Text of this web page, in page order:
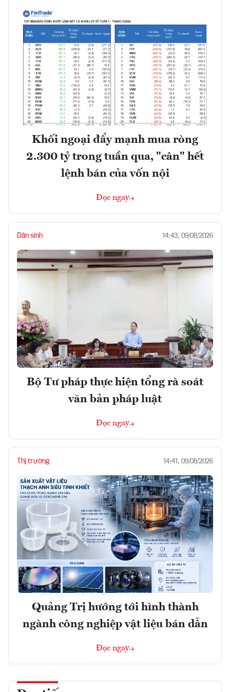
Khối ngoại đẩy mạnh mua ròng
2.300 tỷ trong tuần qua, "cân" hết
lệnh bán của vốn nội
Đọc ngay
Dân sinh 14:43, 09/08/2026
Bộ Tư pháp thực hiện tổng rà soát
văn bản pháp luật
Đọc ngay
Thị trường 14:41, 09/08/2026
Quảng Trị hướng tới hình thành
ngành công nghiệp vật liệu bán dẫn
Đọc ngay